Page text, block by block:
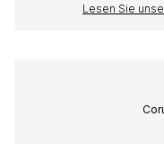
Lesen Sie